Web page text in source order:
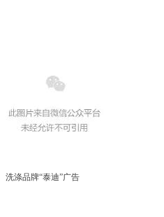
洗涤品牌“泰迪”广告